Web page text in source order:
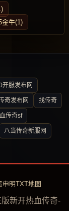
金牛(1)
开服发布网
奇发布网 找传奇
传奇sf
八当传奇新服网
申明TXT地图
新开热血传奇-